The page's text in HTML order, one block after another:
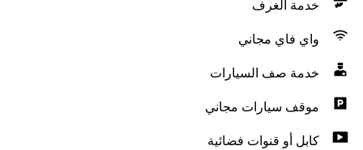
خدمة الغرف
واي فاي مجاني
خدمة صف السيارات
موقف سيارات مجاني
كابل أو قنوات فضائية